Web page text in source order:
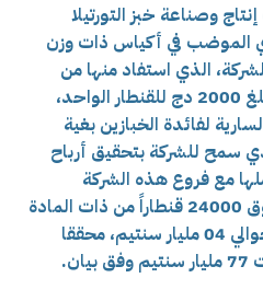
وصناعة خبز التورتيلا
الموضب في أكياس ذات وزن
الذي استفاد منها من
إحدى فروع شركة قابضة بمبلغ 2000 دج للقنطار الواحد،
لفائدة الخبازين بغية
سمح للشركة بتحقيق أرباح
مع فروع هذه الشركة
القابضة، حيث تم شراء ما يفوق 24000 قنطاراً من ذات المادة
بقيمة مالية إجمالية قدرها حوالي 04 مليار سنتيم، محققا